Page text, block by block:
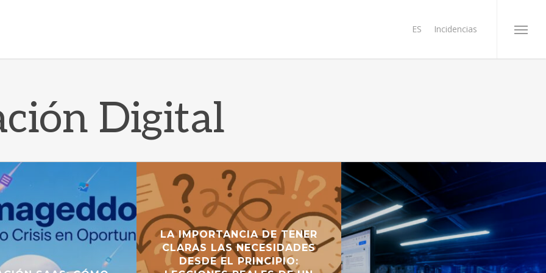
ES Incidencias Menu
Digital
LA IMPORTANCIA DE TENER
CLARAS LAS NECESIDADES
DESDE EL PRINCIPIO: